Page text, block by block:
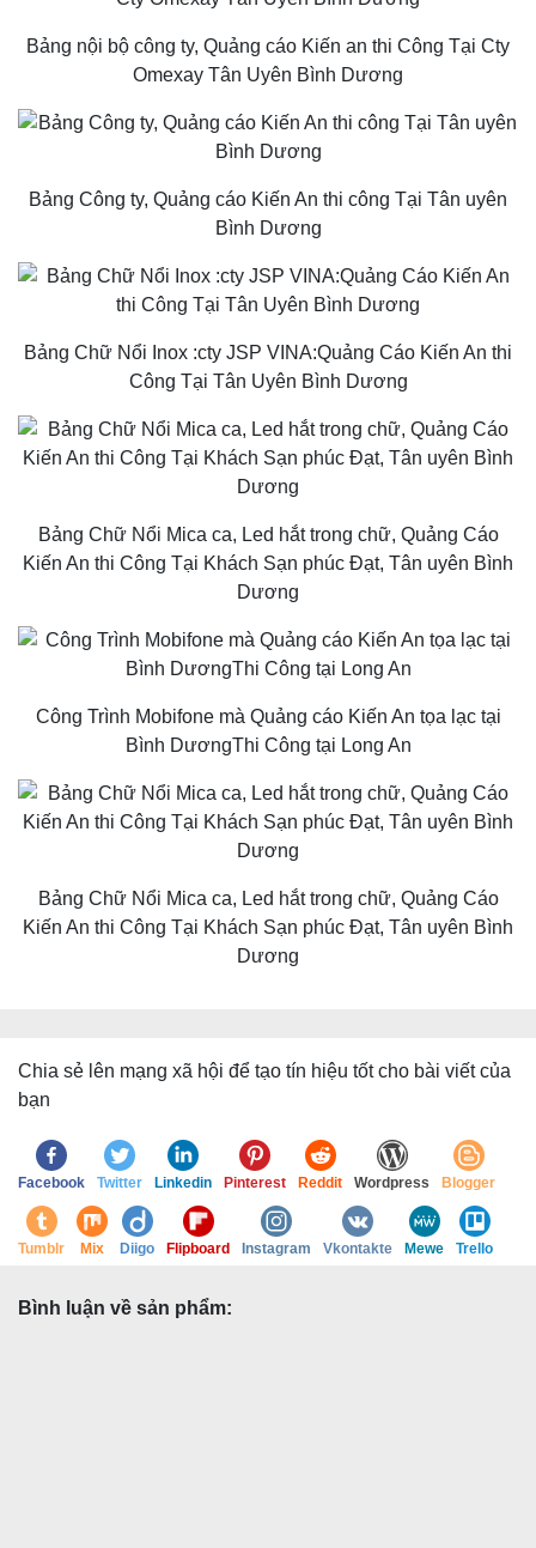
Bảng nội bộ công ty, Quảng cáo Kiến an thi Công Tại Cty
Omexay Tân Uyên Bình Dương
Bảng Công ty, Quảng cáo Kiến An thi công Tại Tân uyên
Bình Dương
Bảng Chữ Nổi Inox :cty JSP VINA:Quảng Cáo Kiến An thi
Công Tại Tân Uyên Bình Dương
Bảng Chữ Nổi Mica ca, Led hắt trong chữ, Quảng Cáo
Kiến An thi Công Tại Khách Sạn phúc Đạt, Tân uyên Bình
Dương
Công Trình Mobifone mà Quảng cáo Kiến An tọa lạc tại
Bình DươngThi Công tại Long An
Bảng Chữ Nổi Mica ca, Led hắt trong chữ, Quảng Cáo
Kiến An thi Công Tại Khách Sạn phúc Đạt, Tân uyên Bình
Dương
Chia sẻ lên mạng xã hội để tạo tín hiệu tốt cho bài viết của
bạn
Facebook Twitter Linkedin Pinterest Reddit Wordpress Blogger
Tumblr Mix Diigo Flipboard Instagram Vkontakte Mewe Trello
Bình luận về sản phẩm: